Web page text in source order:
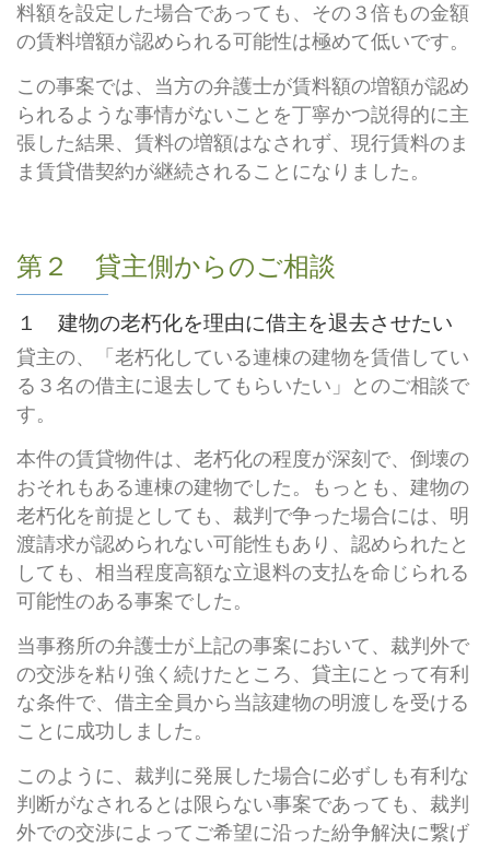
料額を設定した場合であっても、その３倍もの金額
の賃料増額が認められる可能性は極めて低いです。
この事案では、当方の弁護士が賃料額の増額が認め
られるような事情がないことを丁寧かつ説得的に主
張した結果、賃料の増額はなされず、現行賃料のま
ま賃貸借契約が継続されることになりました。
第２ 貸主側からのご相談
１ 建物の老朽化を理由に借主を退去させたい
貸主の、「老朽化している連棟の建物を賃借してい
る３名の借主に退去してもらいたい」とのご相談で
す。
本件の賃貸物件は、老朽化の程度が深刻で、倒壊の
おそれもある連棟の建物でした。もっとも、建物の
老朽化を前提としても、裁判で争った場合には、明
渡請求が認められない可能性もあり、認められたと
しても、相当程度高額な立退料の支払を命じられる
可能性のある事案でした。
当事務所の弁護士が上記の事案において、裁判外で
の交渉を粘り強く続けたところ、貸主にとって有利
な条件で、借主全員から当該建物の明渡しを受ける
ことに成功しました。
このように、裁判に発展した場合に必ずしも有利な
判断がなされるとは限らない事案であっても、裁判
外での交渉によってご希望に沿った紛争解決に繋げ